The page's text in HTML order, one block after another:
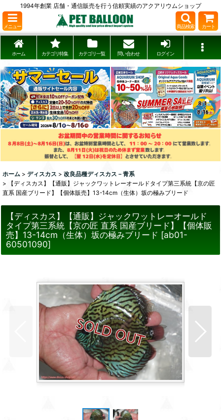
1994年創業 店舗・通信販売を行う信頼実績のアクアリウムショップ
メニュー 商品検索 カート
ホーム カテゴリ特集 カテゴリ一覧 問い合わせ ログイン
ホーム > ディスカス > 改良品種ディスカス－青系
>
【ディスカス】【通販】ジャックワットレーオールドタイプ第三系統【京の匠
直系 国産ブリード】【個体販売】13-14cm（生体）坂の極みブリード
【ディスカス】【通販】ジャックワットレーオールド
タイプ第三系統【京の匠 直系 国産ブリード】【個体販
売】13-14cm（生体）坂の極みブリード [ab01-
60501090]